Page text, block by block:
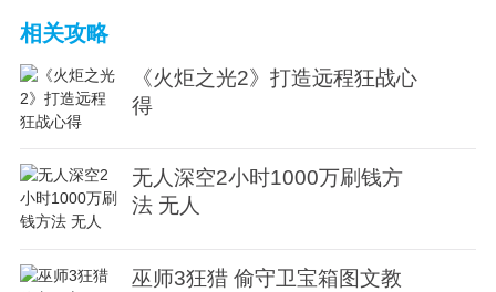
相关攻略
《火炬之光2》打造远程狂战心
得
无人深空2小时1000万刷钱方
法 无人
巫师3狂猎 偷守卫宝箱图文教